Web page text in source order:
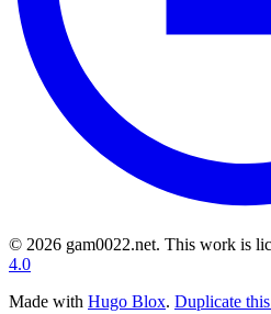
© 2026 gam0022.net. This work is
4.0
Made with Hugo Blox. Duplicate